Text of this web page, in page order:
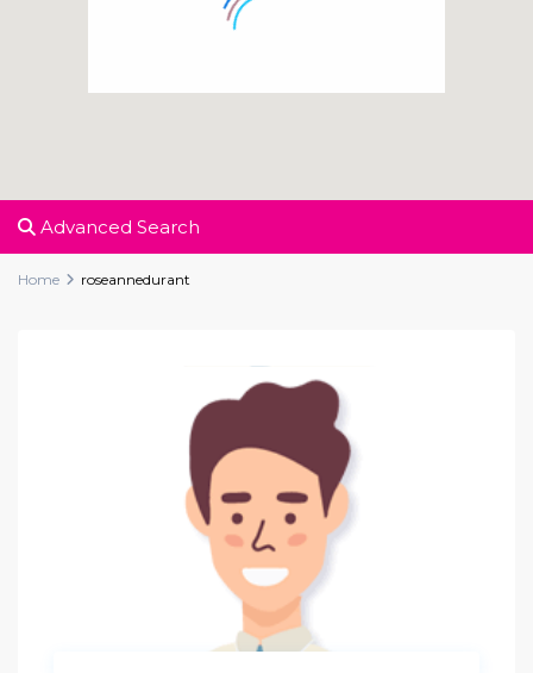
Advanced Search
Home roseannedurant